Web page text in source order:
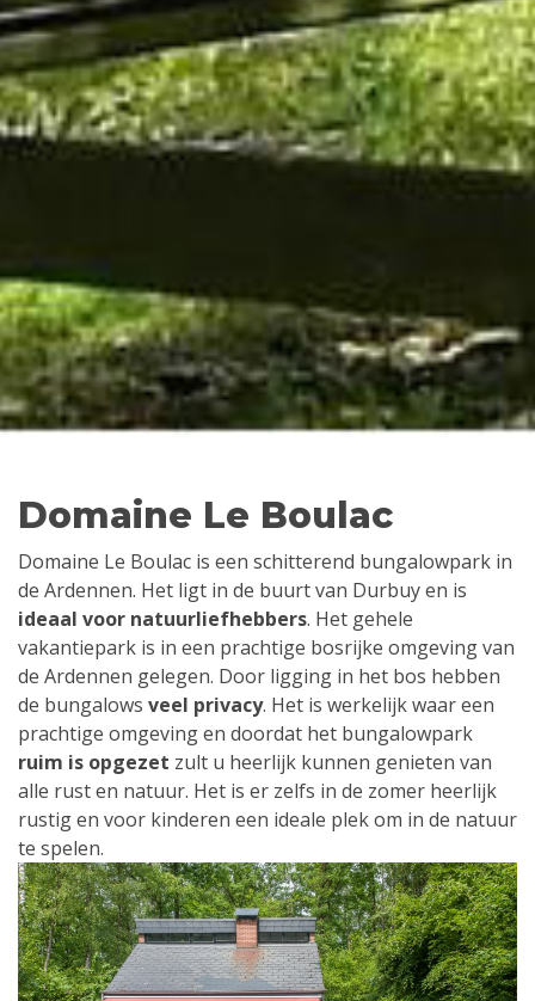
Domaine Le Boulac
Domaine Le Boulac is een schitterend bungalowpark in
de Ardennen. Het ligt in de buurt van Durbuy en is
ideaal voor natuurliefhebbers. Het gehele
vakantiepark is in een prachtige bosrijke omgeving van
de Ardennen gelegen. Door ligging in het bos hebben
de bungalows veel privacy. Het is werkelijk waar een
prachtige omgeving en doordat het bungalowpark
ruim is opgezet zult u heerlijk kunnen genieten van
alle rust en natuur. Het is er zelfs in de zomer heerlijk
rustig en voor kinderen een ideale plek om in de natuur
te spelen.